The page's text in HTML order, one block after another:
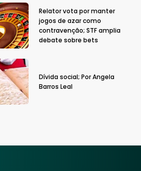
Relator vota por manter
jogos de azar como
contravenção; STF amplia
debate sobre bets
Dívida social; Por Angela
Barros Leal